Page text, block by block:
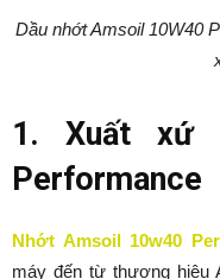
Dầu nhớt Amsoil 10W40
1. Xuất xứ
Performance
Nhớt Amsoil 10w40
máy đến từ thương hiệu